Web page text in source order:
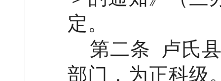
定。
第二条
卢氏
部门，为正科级